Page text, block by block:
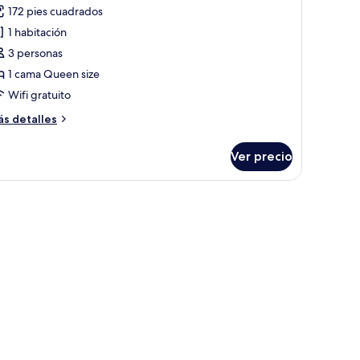
172 pies cuadrados
1 habitación
3 personas
1 cama Queen size
Wifi gratuito
detalles
Ver precio
de noche, bata colgada y repisa con un azulejo decorativo.